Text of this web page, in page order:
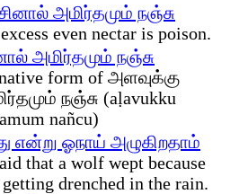
அமிர்தமும் நஞ்சு
even nectar is poison.
அமிர்தமும் நஞ்சு
form of அளவுக்கு
நஞ்சு (aḷavukku
nañcu)
என்று ஓநாய் அழுகிறதாம்
that a wolf wept because
getting drenched in the rain.